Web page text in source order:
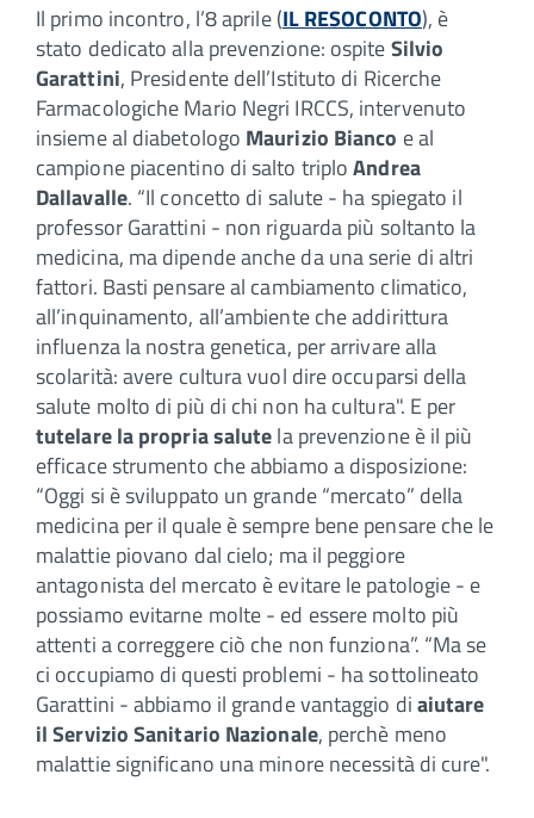
Il primo incontro, l’8 aprile (IL RESOCONTO), è
stato dedicato alla prevenzione: ospiteSilvio
Garattini, Presidente dell’Istituto di Ricerche
Farmacologiche Mario Negri IRCCS, intervenuto
insieme al diabetologo Maurizio Bianco e al
campione piacentino di salto triploAndrea
Dallavalle. “Il concetto di salute - ha spiegato il
professor Garattini - non riguarda più soltanto la
medicina, ma dipende anche da una serie di altri
fattori. Basti pensare al cambiamento climatico,
all’inquinamento, all’ambiente che addirittura
influenza la nostra genetica, per arrivare alla
scolarità: avere cultura vuol dire occuparsi della
salute molto di più di chi non ha cultura". E per
tutelare la propria salutela prevenzione è il più
efficace strumento che abbiamo a disposizione:
“Oggi si è sviluppato un grande “mercato” della
medicina per il quale è sempre bene pensare che le
malattie piovano dal cielo; ma il peggiore
antagonista del mercato è evitare le patologie - e
possiamo evitarne molte - ed essere molto più
attenti a correggere ciò che non funziona”. “Ma se
ci occupiamo di questi problemi - ha sottolineato
Garattini - abbiamo il grande vantaggio diaiutare
il Servizio Sanitario Nazionale, perchè meno
malattie significano una minore necessità di cure".